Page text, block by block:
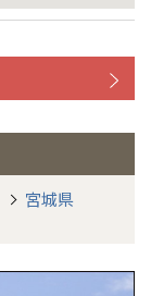
宮城県